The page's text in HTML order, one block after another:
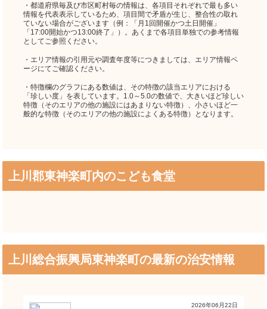
・都道府県毎及び市区町村毎の情報は、各項目それぞれで最も多い
情報を代表表示しているため、項目間で矛盾が生じ、整合性の取れ
ていない場合がございます（例：「月1回開催かつ土日開催」
「17:00開始かつ13:00終了」）。あくまで各項目単独での参考情報
としてご参照ください。
・エリア情報の引用元や調査年度等につきましては、エリア情報ペ
ージにてご確認ください。
・特徴欄のグラフにある数値は、その特徴の該当エリアにおける
「珍しい度」を表しています。1.0～5.0の数値で、大きいほど珍しい
特徴（そのエリアの他の施設にはあまりない特徴）、小さいほど一
般的な特徴（そのエリアの他の施設によくある特徴）となります。
上川郡東神楽町内のこども食堂
上川総合振興局東神楽町の最新の治安情報
2026年06月22日